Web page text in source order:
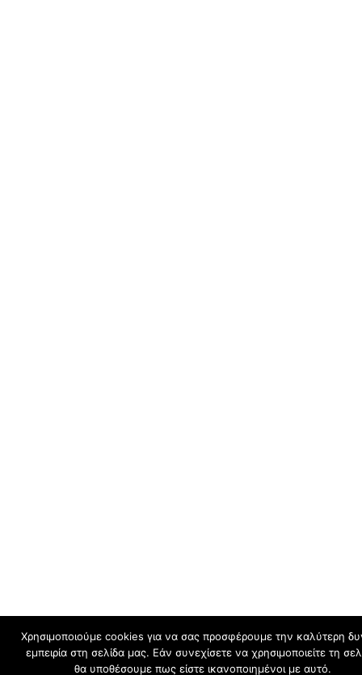
Χρησιμοποιούμε cookies για να σας προσφέρουμε την καλύτερη
εμπειρία στη σελίδα μας. Εάν συνεχίσετε να χρησιμοποιείτε τη
θα υποθέσουμε πως είστε ικανοποιημένοι με αυτό.